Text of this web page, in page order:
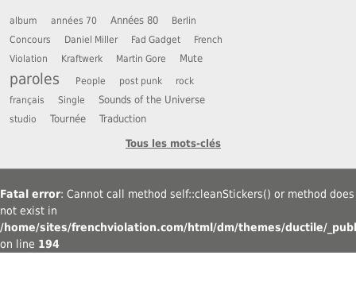
album années 70 Années 80
Berlin
Concours
Daniel Miller Fad Gadget
French
Violation
Kraftwerk Martin Gore Mute
paroles People post punk
rock
français
Single Sounds of the Universe
studio Tournée Traduction
Tous les mots-clés
Fatal error: Cannot call method self::cleanStickers() or method does
not exist in
/home/sites/frenchviolation.com/html/dm/themes/ductile/
on line 194